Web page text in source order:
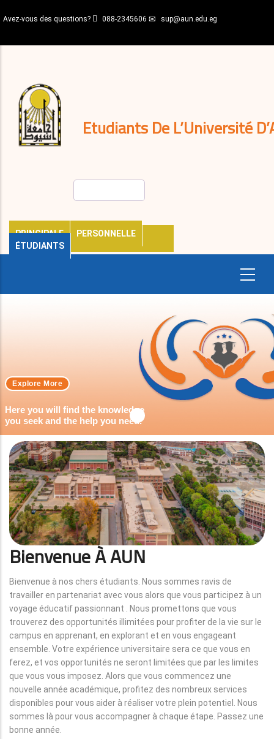
au
principal
Avez-vous des questions? 088-2345606 sup@aun.edu.eg
Etudiants De L’Université
PRINCIPALE
PERSONNELLE
ÉTUDIANTS
décisions
Expatriés
Journal
Here you will find the knowledge
you seek and the help you need.
Explore More
Bienvenue À AUN
Bienvenue à nos chers étudiants. Nous sommes ravis de
travailler en partenariat avec vous alors que vous participez à un
voyage éducatif passionnant . Nous promettons que vous
trouverez des opportunités illimitées pour profiter de la vie sur le
campus en apprenant, en explorant et en vous engageant
ensemble. Votre expérience universitaire sera ce que vous en
ferez, et vos opportunités ne seront limitées que par les limites
que vous vous imposez. Alors que vous commencez une
nouvelle année académique, profitez des nombreux services
disponibles pour vous aider à réaliser votre plein potentiel. Nous
sommes là pour vous accompagner à chaque étape. Passez une
bonne année.